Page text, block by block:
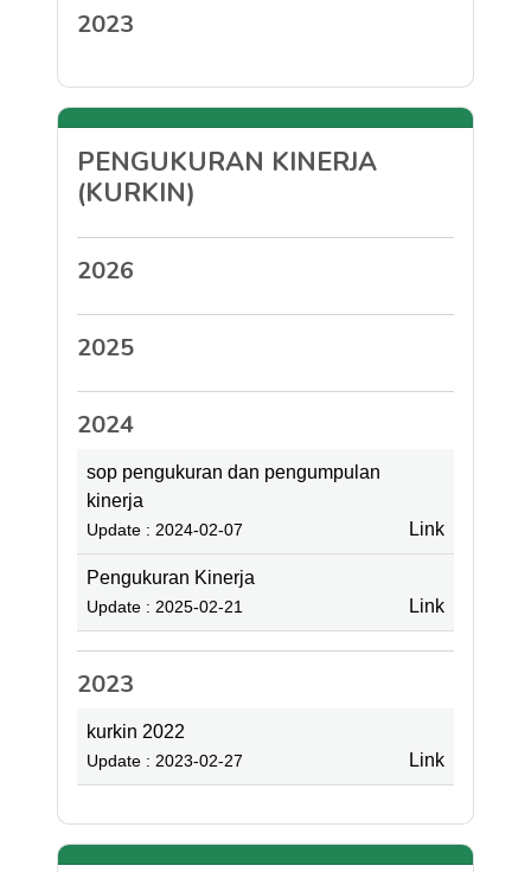
2023
PENGUKURAN KINERJA
(KURKIN)
2026
2025
2024
sop pengukuran dan pengumpulan
kinerja
Update : 2024-02-07 Link
Pengukuran Kinerja
Update : 2025-02-21 Link
2023
kurkin 2022
Update : 2023-02-27 Link